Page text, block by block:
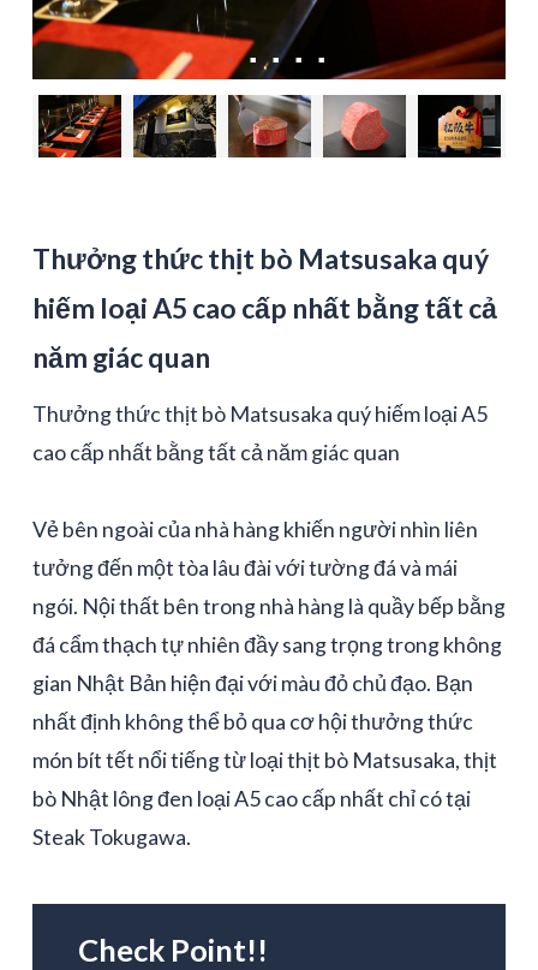
Thưởng thức thịt bò Matsusaka quý
hiếm loại A5 cao cấp nhất bằng tất cả
năm giác quan
Thưởng thức thịt bò Matsusaka quý hiếm loại A5
cao cấp nhất bằng tất cả năm giác quan
Vẻ bên ngoài của nhà hàng khiến người nhìn liên
tưởng đến một tòa lâu đài với tường đá và mái
ngói. Nội thất bên trong nhà hàng là quầy bếp bằng
đá cẩm thạch tự nhiên đầy sang trọng trong không
gian Nhật Bản hiện đại với màu đỏ chủ đạo. Bạn
nhất định không thể bỏ qua cơ hội thưởng thức
món bít tết nổi tiếng từ loại thịt bò Matsusaka, thịt
bò Nhật lông đen loại A5 cao cấp nhất chỉ có tại
Steak Tokugawa.
Check Point!!